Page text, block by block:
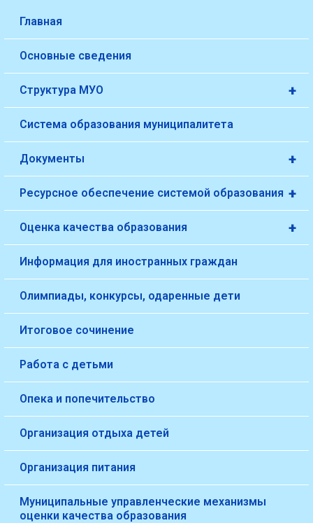
Главная
Основные сведения
+
Структура МУО
Система образования муниципалитета
+
Документы
+
Ресурсное обеспечение системой образования
+
Оценка качества образования
Информация для иностранных граждан
Олимпиады, конкурсы, одаренные дети
Итоговое сочинение
Работа с детьми
Опека и попечительство
Организация отдыха детей
Организация питания
Муниципальные управленческие механизмы
оценки качества образования